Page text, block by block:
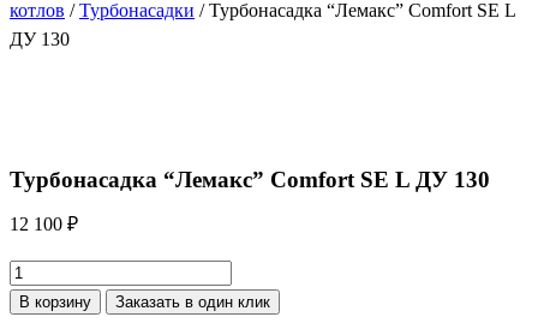
котлов /Турбонасадки / Турбонасадка “Лемакс” Comfort SE L
ДУ 130
Турбонасадка “Лемакс” Comfort SE L ДУ 130
12 100 ₽
Количество
товара
В корзину Заказать в один клик